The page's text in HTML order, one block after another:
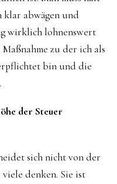
abwägen und
wirklich lohnenswert
zu der ich als
bin und die
der Steuer
sich nicht von der
denken. Sie ist